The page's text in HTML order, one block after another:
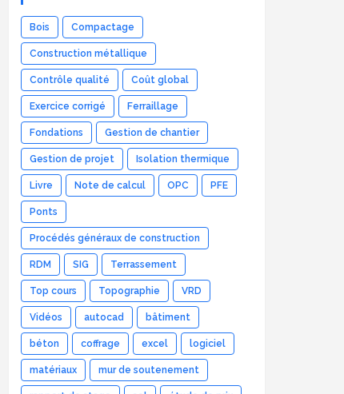
Bois Compactage
Construction métallique
Contrôle qualité Coût global
Exercice corrigé Ferraillage
Fondations Gestion de chantier
Gestion de projet Isolation thermique
Livre Note de calcul OPC PFE
Ponts
Procédés généraux de construction
RDM SIG Terrassement
Top cours Topographie VRD
Vidéos autocad bâtiment
béton coffrage excel logiciel
matériaux mur de soutenement